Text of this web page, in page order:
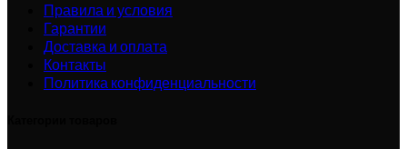
Правила и условия
Гарантии
Доставка и оплата
Контакты
Политика конфиденциальности